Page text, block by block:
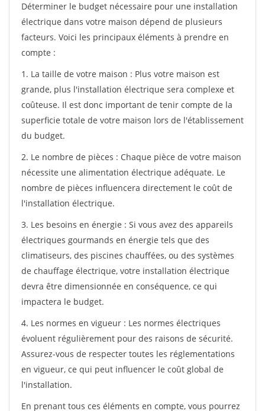
Déterminer le budget nécessaire pour une installation
électrique dans votre maison dépend de plusieurs
facteurs. Voici les principaux éléments à prendre en
compte :
1. La taille de votre maison : Plus votre maison est
grande, plus l'installation électrique sera complexe et
coûteuse. Il est donc important de tenir compte de la
superficie totale de votre maison lors de l'établissement
du budget.
2. Le nombre de pièces : Chaque pièce de votre maison
nécessite une alimentation électrique adéquate. Le
nombre de pièces influencera directement le coût de
l'installation électrique.
3. Les besoins en énergie : Si vous avez des appareils
électriques gourmands en énergie tels que des
climatiseurs, des piscines chauffées, ou des systèmes
de chauffage électrique, votre installation électrique
devra être dimensionnée en conséquence, ce qui
impactera le budget.
4. Les normes en vigueur : Les normes électriques
évoluent régulièrement pour des raisons de sécurité.
Assurez-vous de respecter toutes les réglementations
en vigueur, ce qui peut influencer le coût global de
l'installation.
En prenant tous ces éléments en compte, vous pourrez